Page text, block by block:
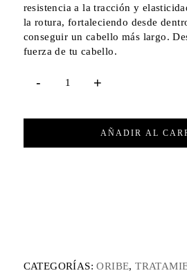
resistencia a la tracción y
la rotura, fortaleciendo desde
conseguir un cabello más largo.
fuerza de tu cabello.
AÑADIR AL
CATEGORÍAS:ORIBE,